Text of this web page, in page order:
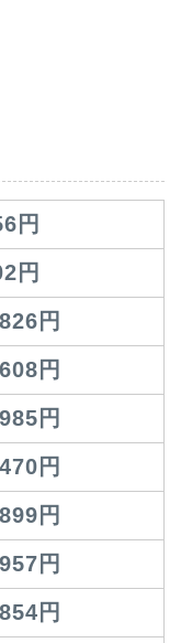
円
円
円
円
円
円
円
円
円